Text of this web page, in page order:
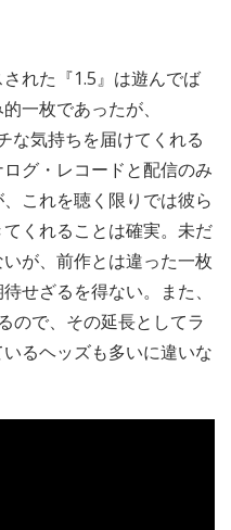
れた『1.5』は遊んでば
一枚であったが、
な気持ちを届けてくれる
グ・レコードと配信のみ
これを聴く限りでは彼ら
くれることは確実。未だ
が、前作とは違った一枚
せざるを得ない。また、
ので、その延長としてラ
るヘッズも多いに違いな